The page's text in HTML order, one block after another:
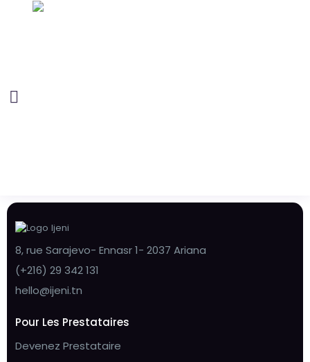
8, rue Sarajevo- Ennasr 1- 2037 Ariana
(+216) 29 342 131
hello@ijeni.tn
Pour Les Prestataires
Devenez Prestataire